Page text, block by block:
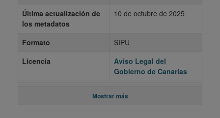
Última actualización de
los metadatos
10 de octubre de 2025
Formato
SIPU
Licencia
Aviso Legal del
Gobierno de Canarias
Mostrar más